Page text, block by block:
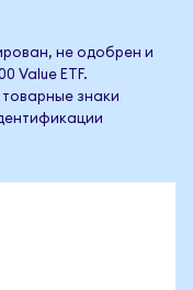
не одобрен и
Value ETF.
знаки